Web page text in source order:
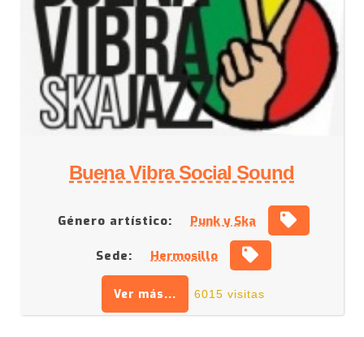
Buena Vibra Social Sound
Género artístico: Punk y Ska
Sede: Hermosillo
Ver más... 6015 visitas